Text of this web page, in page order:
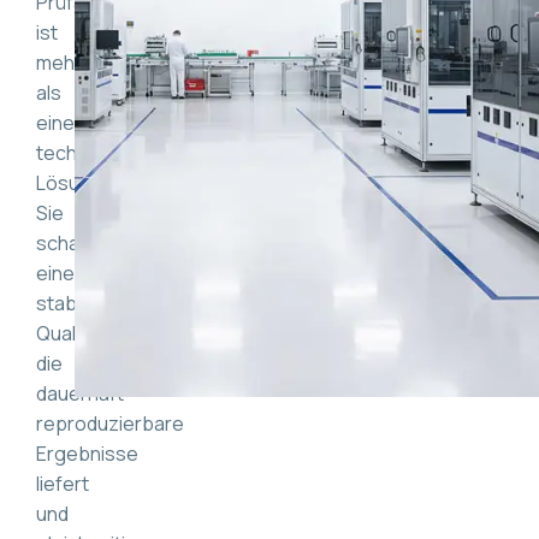
ist
mehr
als
eine
technische
Lösung.
Sie
schafft
eine
stabile
Qualitätsstruktur,
die
dauerhaft
reproduzierbare
Ergebnisse
liefert
und